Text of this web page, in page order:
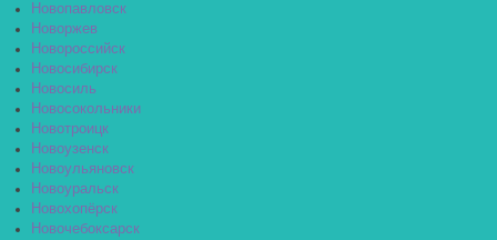
Новопавловск
Новоржев
Новороссийск
Новосибирск
Новосиль
Новосокольники
Новотроицк
Новоузенск
Новоульяновск
Новоуральск
Новохопёрск
Новочебоксарск